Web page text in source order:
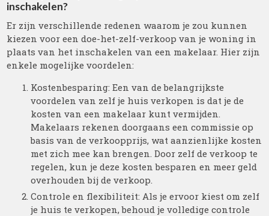
inschakelen?
Er zijn verschillende redenen waarom je zou kunnen
kiezen voor een doe-het-zelf-verkoop van je woning in
plaats van het inschakelen van een makelaar. Hier zijn
enkele mogelijke voordelen:
Kostenbesparing: Een van de belangrijkste
voordelen van zelf je huis verkopen is dat je de
kosten van een makelaar kunt vermijden.
Makelaars rekenen doorgaans een commissie op
basis van de verkoopprijs, wat aanzienlijke kosten
met zich mee kan brengen. Door zelf de verkoop te
regelen, kun je deze kosten besparen en meer geld
overhouden bij de verkoop.
Controle en flexibiliteit: Als je ervoor kiest om zelf
je huis te verkopen, behoud je volledige controle